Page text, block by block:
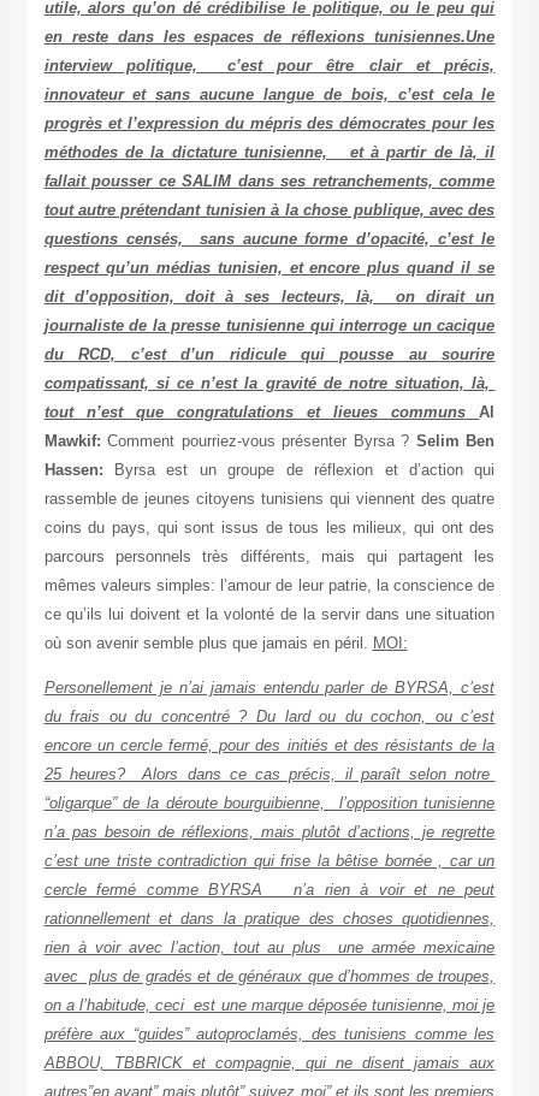
utile, alors qu’on dé crédibilise le politique, ou le peu qui
en reste dans les espaces de réflexions tunisiennes.Une
interview politique, c’est pour être clair et précis,
innovateur et sans aucune langue de bois, c’est cela le
progrès et l’expression du mépris des démocrates pour les
méthodes de la dictature tunisienne, et à partir de là, il
fallait pousser ce SALIM dans ses retranchements, comme
tout autre prétendant tunisien à la chose publique, avec des
questions censés, sans aucune forme d’opacité, c’est le
respect qu’un médias tunisien, et encore plus quand il se
dit d’opposition, doit à ses lecteurs, là, on dirait un
journaliste de la presse tunisienne qui interroge un cacique
du RCD, c’est d’un ridicule qui pousse au sourire
compatissant, si ce n’est la gravité de notre situation, là,
tout n’est que congratulations et lieues communs
Al
Mawkif: Comment pourriez-vous présenter Byrsa ? Selim Ben
Hassen: Byrsa est un groupe de réflexion et d’action qui
rassemble de jeunes citoyens tunisiens qui viennent des quatre
coins du pays, qui sont issus de tous les milieux, qui ont des
parcours personnels très différents, mais qui partagent les
mêmes valeurs simples: l’amour de leur patrie, la conscience de
ce qu’ils lui doivent et la volonté de la servir dans une situation
où son avenir semble plus que jamais en péril. MOI:
Personellement je n’ai jamais entendu parler de BYRSA, c’est
du frais ou du concentré ? Du lard ou du cochon, ou c’est
encore un cercle fermé, pour des initiés et des résistants de la
25 heures? Alors dans ce cas précis, il paraît selon notre
“oligarque” de la déroute bourguibienne, l’opposition tunisienne
n’a pas besoin de réflexions, mais plutôt d’actions, je regrette
c’est une triste contradiction qui frise la bêtise bornée , car un
cercle fermé comme BYRSA n’a rien à voir et ne peut
rationnellement et dans la pratique des choses quotidiennes,
rien à voir avec l’action, tout au plus une armée mexicaine
avec plus de gradés et de généraux que d’hommes de troupes,
on a l’habitude, ceci est une marque déposée tunisienne, moi je
préfère aux “guides” autoproclamés, des tunisiens comme les
ABBOU, TBBRICK et compagnie, qui ne disent jamais aux
autres”en avant” mais plutôt” suivez moi” et ils sont les premiers